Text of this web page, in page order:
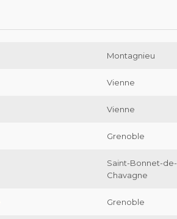
Montagnieu
Vienne
Vienne
Grenoble
Saint-Bonnet-de-
Chavagne
Grenoble